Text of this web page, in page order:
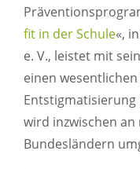
fit in der Schule«,
e. V., leistet mit
einen
wird inzwischen
Bundesländern